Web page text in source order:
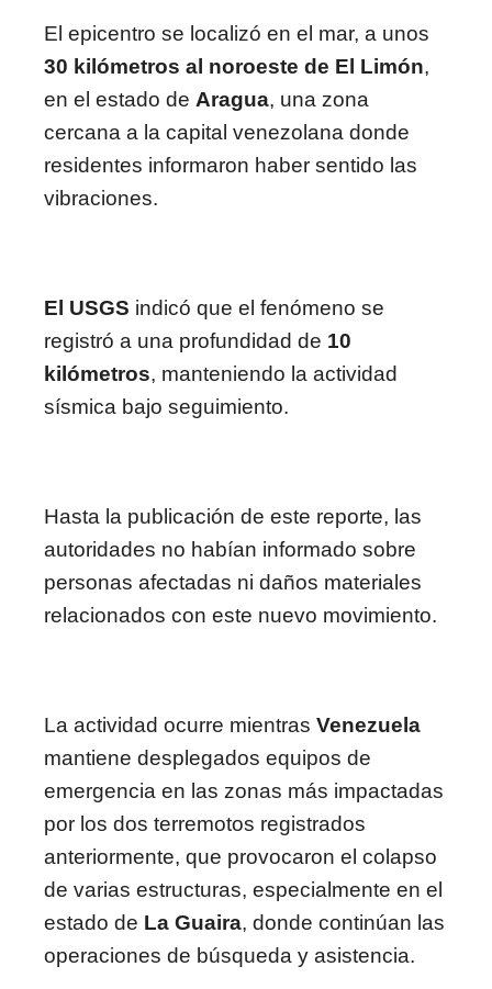
El epicentro se localizó en el mar, a unos
30 kilómetros al noroeste de El Limón,
en el estado de Aragua, una zona
cercana a la capital venezolana donde
residentes informaron haber sentido las
vibraciones.
El USGS indicó que el fenómeno se
registró a una profundidad de 10
kilómetros, manteniendo la actividad
sísmica bajo seguimiento.
Hasta la publicación de este reporte, las
autoridades no habían informado sobre
personas afectadas ni daños materiales
relacionados con este nuevo movimiento.
La actividad ocurre mientras Venezuela
mantiene desplegados equipos de
emergencia en las zonas más impactadas
por los dos terremotos registrados
anteriormente, que provocaron el colapso
de varias estructuras, especialmente en el
estado de La Guaira, donde continúan las
operaciones de búsqueda y asistencia.